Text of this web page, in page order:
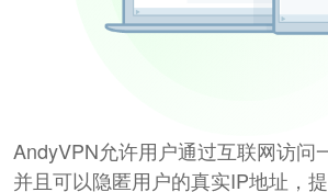
AndyVPN允许用户通过互联网访问
并且可以隐匿用户的真实IP地址，